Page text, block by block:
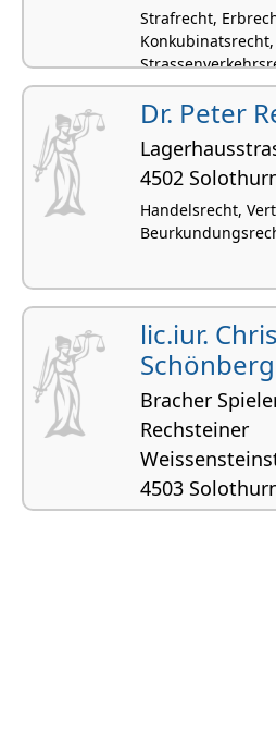
Strafrecht,
Dr. Peter
4502
Handelsrecht,
lic.iur.
Schönberg
Bracher
Rechsteiner
4503